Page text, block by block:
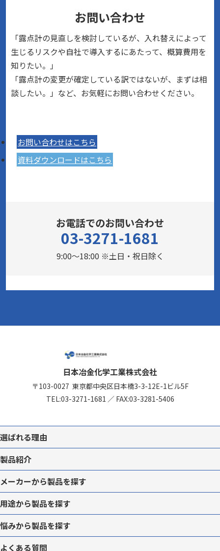
お問い合わせ
「露点計の見直しを検討しているが、入れ替えによって
生じるリスクや自社で導入するにあたって、概算費用を
知りたい。」
「露点計の変更が確定している訳ではないが、まずは相
談したい。」など、お気軽にお問い合わせください。
お問い合わせはこちら
資料ダウンロードはこちら
お電話でのお問い合わせ
03-3271-1681
9:00～18:00 ※土日・祝日除く
日本冶金化学工業株式会社
〒103-0027 東京都中央区日本橋3-3-12E-1ビル5F
TEL:03-3271-1681 ／ FAX:03-3281-5406
選ばれる理由
製品紹介
メーカーから製品を探す
用途から製品を探す
悩みから製品を探す
よくある質問